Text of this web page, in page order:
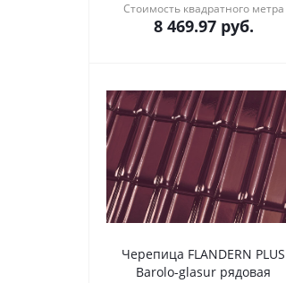
Стоимость квадратного метра
8 469.97руб.
Черепица FLANDERN PLUS
Barolo-glasur рядовая